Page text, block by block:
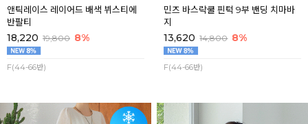
앤틱레이스 레이어드 배색 뷔스티에
반팔티
18,220 19,800 8%
F(44-66반)
민즈 바스락쿨 핀턱 9부 밴딩 치마바
지
13,620 14,800 8%
F(44-66반)